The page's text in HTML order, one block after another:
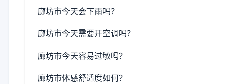
廊坊市今天会下雨吗？
廊坊市今天需要开空调吗？
廊坊市今天容易过敏吗？
廊坊市体感舒适度如何？